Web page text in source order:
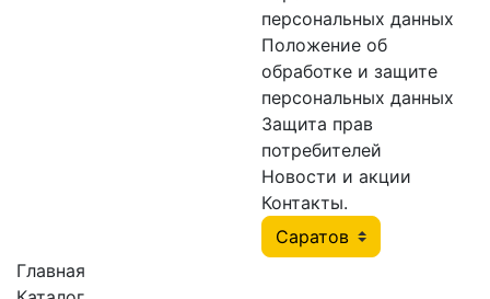
персональных данных
Положение об
обработке и защите
персональных данных
Защита прав
потребителей
Новости и акции
Контакты.
Главная